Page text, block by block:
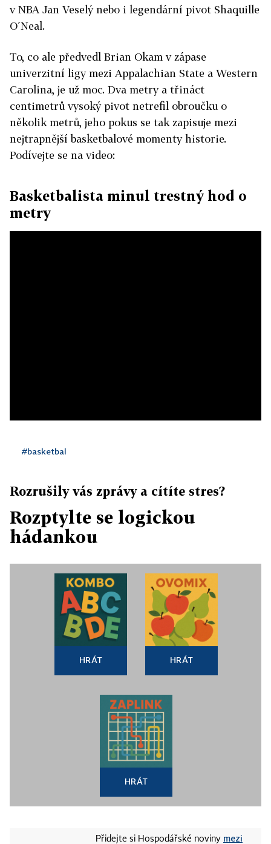
v NBA Jan Veselý nebo i legendární pivot Shaquille
O´Neal.
To, co ale předvedl Brian Okam v zápase
univerzitní ligy mezi Appalachian State a Western
Carolina, je už moc. Dva metry a třináct
centimetrů vysoký pivot netrefil obroučku o
několik metrů, jeho pokus se tak zapisuje mezi
nejtrapnější basketbalové momenty historie.
Podívejte se na video:
Basketbalista minul trestný hod o
metry
#basketbal
Rozrušily vás zprávy a cítíte stres?
Rozptylte se logickou
hádankou
HRÁT HRÁT
HRÁT
Přidejte si Hospodářské noviny mezi